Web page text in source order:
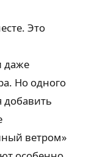
Это
даже
Но одного
добавить
ветром»